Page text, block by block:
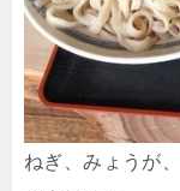
ねぎ、みょうが